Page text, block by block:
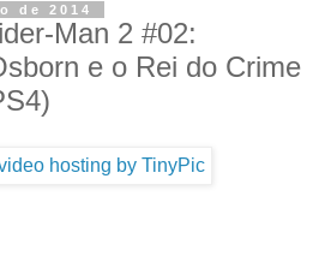
de 2014
Man 2 #02:
e o Rei do Crime